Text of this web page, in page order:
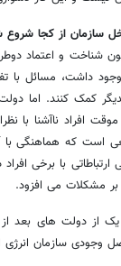
سازمان از کجا شروع
شناخت و اعتماد
وجود داشت، مسائل
کمک کنند. اما
افراد ناآشنا با
است که هماهنگی
با برخی
مشکلات می افزود.
از دولت های بعد
وجودی سازمان